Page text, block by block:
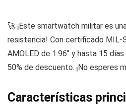
🚀 ¡Este smartwatch militar es
resistencia! Con certificado MIL-
AMOLED de 1.96″ y hasta 15
50% de descuento. ¡No esperes
Características